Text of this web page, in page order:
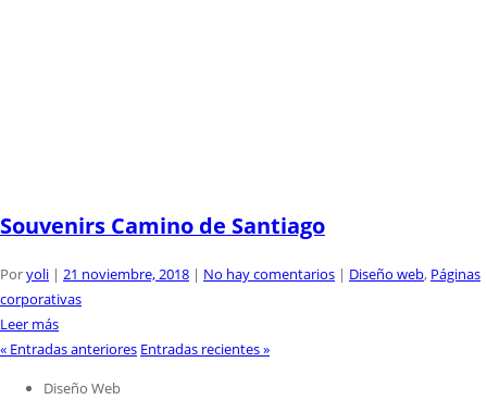
Souvenirs Camino de Santiago
Poryoli | 21 noviembre, 2018 | No hay comentarios | Diseño web, Páginas
corporativas
Leer más
« Entradas anteriores Entradas recientes»
Diseño Web